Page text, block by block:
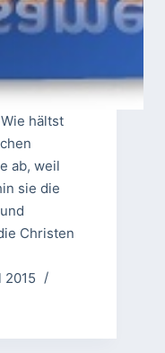
hältst
ab, weil
sie die
Christen
2015